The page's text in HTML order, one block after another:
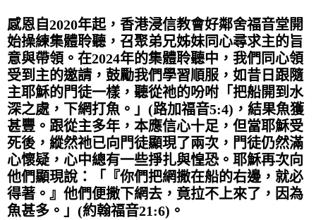
感恩自2020年起，香港浸信教會好鄰舍福音堂開
始操練集體聆聽，召聚弟兄姊妹同心尋求主的旨
意與帶領。在2024年的集體聆聽中，我們同心領
受到主的邀請，鼓勵我們學習順服，如昔日跟隨
主耶穌的門徒一樣，聽從祂的吩咐「把船開到水
深之處，下網打魚。」(路加福音5:4)，結果魚獲
甚豐。跟從主多年，本應信心十足，但當耶穌受
死後，縱然祂已向門徒顯現了兩次，門徒仍然滿
心懷疑，心中總有一些掙扎與惶恐。耶穌再次向
他們顯現說：「『你們把網撒在船的右邊，就必
得著。』他們便撒下網去，竟拉不上來了，因為
魚甚多。」(約翰福音21:6)。